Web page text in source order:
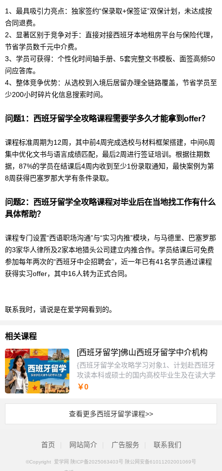
1、最具吸引力亮点：独家签约“保录取+保签证”双保计划，未达成按
合同退费。
2、显著区别于竞争对手：直接对接西班牙本地租房平台与保险代理，
节省学员数千元中介费。
3、学员可获得：个性化时间轴手册、5套完整文书模板、面签高频50
问应答库。
4、整体竞争优势：从选校到入境后居留办理全链路覆盖，节省学员至
少200小时碎片化信息搜索时间。
问题1： 西班牙留学全攻略课程需要学多久才能拿到offer？
课程标准周期为12周，其中前4周完成选校与材料框架搭建，中间6周
集中优化文书与语言成绩匹配，最后2周进行签证培训。根据往期数
据，87%的学员在结课后4周内收到至少1份录取通知，最快案例为第
8周获得巴塞罗那大学有条件录取。
问题2： 西班牙留学全攻略课程对毕业后在当地找工作有什么
具体帮助？
课程专门设置“西语职场沟通”与“实习内推”模块，与马德里、巴塞罗那
的3家华人律所及2家本地猎头公司建立内推合作。学员结课后可免费
参加每年两次的“西班牙中企招聘会”，近一年已有41名学员通过课程
获得实习offer，其中16人转为正式合同。
联系我时，请说是在爱学网看到的。
相关课程
[西班牙留学]佛山西班牙留学中介机构
{西班牙留学全攻略学习对象1、计划赴西班牙
攻读本科或硕士的国内高校毕业生及在读大学
生，对西班牙教育体系、语言要求及申请流程
复杂、语言水平与专业匹配度低等实际问题，
亟需一站式解决方案与真实案例参考。3、希
望提升西班牙语至B2/C1等级并了解当地生
程特色1、采用“申请倒推法”教学，从目标专
准备时间轴。2、独家整合历年成功申请模板
￥0
查看更多西班牙留学课程>>
首页 网站简介 广告服务 联系我们
©Copyright 爱学网
陕ICP备2025063403号 陕公网安备61011202001069号